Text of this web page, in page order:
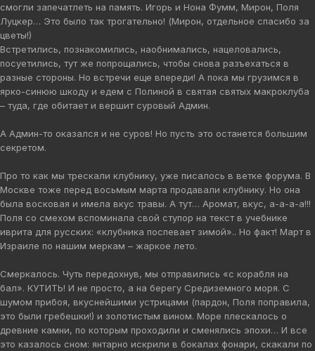
смогли запечатлеть на память. Игорь и Нона Фумм, Мирон, Поля
Луцкер… Это было так трогательно! (Мирон, отдельное спасибо за
цветы!)
Встретились, познакомились, наобнимались, нацеловались,
посуетились, тут же попрощались, чтобы снова разъехаться в
разные стороны. Но встречи еще впереди! А пока мы грузимся в
ярко-синюю шкоду и едем с Полиной в святая святых макроклуба
– туда, где обитает и вершит суровый Админ.
А Админ-то оказался и не суров! Но пусть это останется большим
секретом.
Про то как мы трескали клубнику, уже писалось в ветке форума. В
Москве тоже перед восьмым марта продавали клубнику. Но она
была восковая и имела вкус травы. А тут… Аромат, вкус, а-а-а-а!!!
Поля со смехом вспоминала свой ступор на текст в учебнике
иврита для русских: «клубника поспевает зимой».. Но факт! Март в
Израиле по нашим меркам – жаркое лето.
Смеркалось. Чуть передохнув, мы отправились «с корабля на
бал». КУТИТЬ! И не просто, а на берегу Средиземного моря. С
шумом прибоя, вкуснейшими устрицами (пардон, Поля поправила,
это были гребешки!) и золотистым вином. Море плескалось о
древние камни, по которым проходили и сменялись эпохи… И все
это казалось сном: янтарно искрили в бокалах фонари, скакали по